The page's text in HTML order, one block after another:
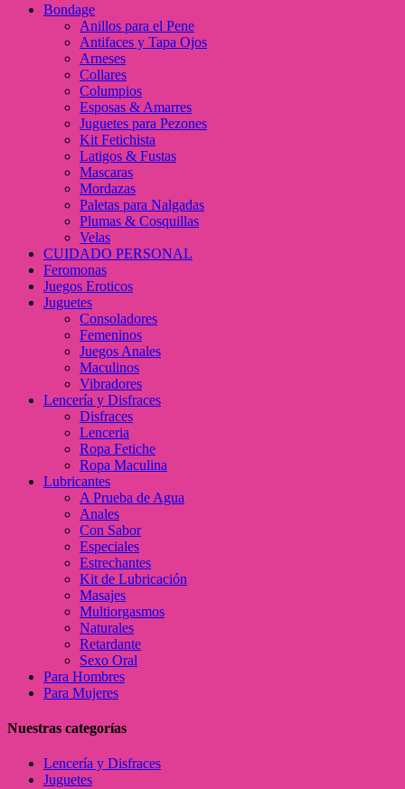
Bondage
Anillos para el Pene
Antifaces y Tapa Ojos
Arneses
Collares
Columpios
Esposas & Amarres
Juguetes para Pezones
Kit Fetichista
Latigos & Fustas
Mascaras
Mordazas
Paletas para Nalgadas
Plumas & Cosquillas
Velas
CUIDADO PERSONAL
Feromonas
Juegos Eroticos
Juguetes
Consoladores
Femeninos
Juegos Anales
Maculinos
Vibradores
Lencería y Disfraces
Disfraces
Lenceria
Ropa Fetiche
Ropa Maculina
Lubricantes
A Prueba de Agua
Anales
Con Sabor
Especiales
Estrechantes
Kit de Lubricación
Masajes
Multiorgasmos
Naturales
Retardante
Sexo Oral
Para Hombres
Para Mujeres
Nuestras categorías
Lencería y Disfraces
Juguetes